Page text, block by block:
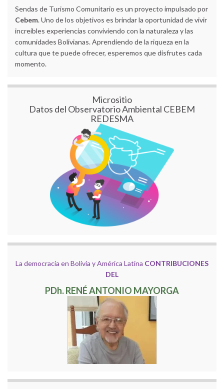
Sendas de Turismo Comunitario es un proyecto impulsado por
Cebem. Uno de los objetivos es brindar la oportunidad de vivir
increíbles experiencias conviviendo con la naturaleza y las
comunidades Bolivianas. Aprendiendo de la riqueza en la
cultura que te puede ofrecer, esperemos que disfrutes cada
momento.
Micrositio
Datos del Observatorio Ambiental CEBEM
REDESMA
La democracia en Bolivia y América Latina CONTRIBUCIONES
DEL
PDh. RENÉ ANTONIO MAYORGA